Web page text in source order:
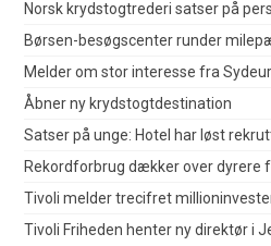
Norsk krydstogtrederi satser på
Børsen-besøgscenter runder
Melder om stor interesse fra
Åbner ny krydstogtdestination
Satser på unge: Hotel har løst
Rekordforbrug dækker over dyrere
Tivoli melder trecifret
Tivoli Friheden henter ny direktør i